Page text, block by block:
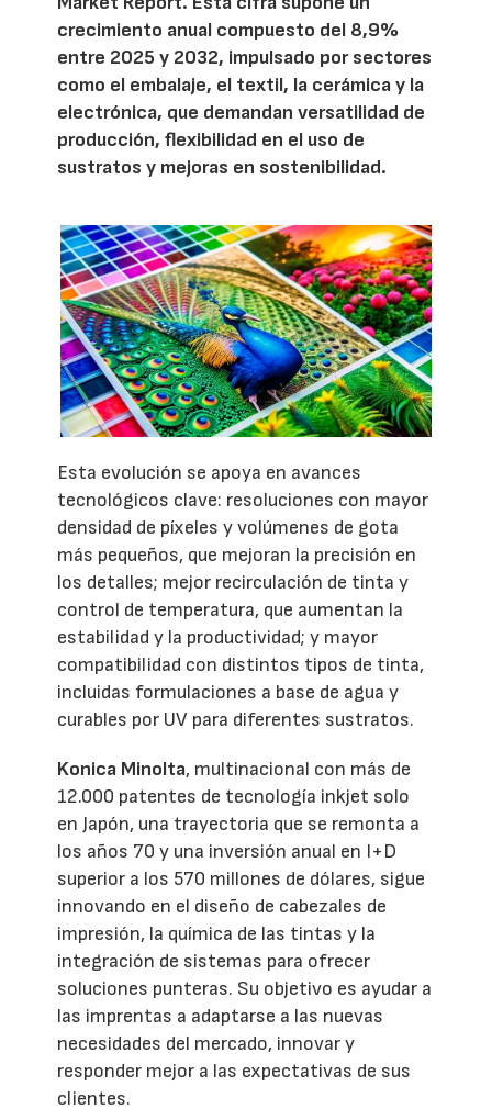
crecimiento anual compuesto del 8,9%
entre 2025 y 2032, impulsado por sectores
como el embalaje, el textil, la cerámica y la
electrónica, que demandan versatilidad de
producción, flexibilidad en el uso de
sustratos y mejoras en sostenibilidad.
Esta evolución se apoya en avances
tecnológicos clave: resoluciones con mayor
densidad de píxeles y volúmenes de gota
más pequeños, que mejoran la precisión en
los detalles; mejor recirculación de tinta y
control de temperatura, que aumentan la
estabilidad y la productividad; y mayor
compatibilidad con distintos tipos de tinta,
incluidas formulaciones a base de agua y
curables por UV para diferentes sustratos.
Konica Minolta, multinacional con más de
12.000 patentes de tecnología inkjet solo
en Japón, una trayectoria que se remonta a
los años 70 y una inversión anual en I+D
superior a los 570 millones de dólares, sigue
innovando en el diseño de cabezales de
impresión, la química de las tintas y la
integración de sistemas para ofrecer
soluciones punteras. Su objetivo es ayudar a
las imprentas a adaptarse a las nuevas
necesidades del mercado, innovar y
responder mejor a las expectativas de sus
clientes.